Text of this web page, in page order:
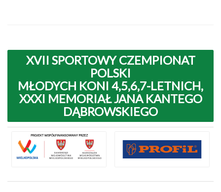
XVII SPORTOWY CZEMPIONAT
POLSKI
MŁODYCH KONI 4,5,6,7-LETNICH,
XXXI MEMORIAŁ JANA KANTEGO
DĄBROWSKIEGO